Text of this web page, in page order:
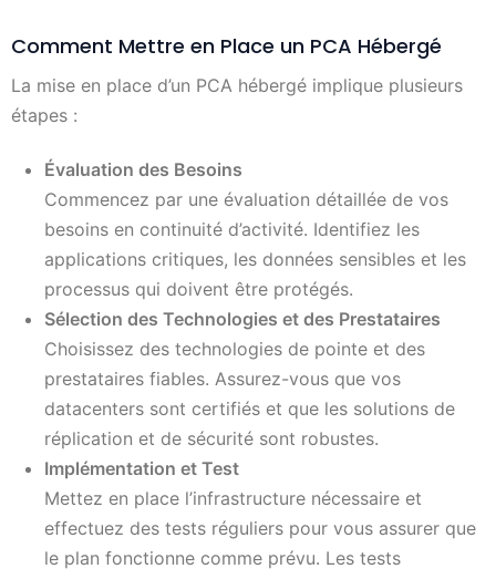
Comment Mettre en Place un PCA Hébergé
La mise en place d’un PCA hébergé implique plusieurs
étapes :
Évaluation des Besoins
Commencez par une évaluation détaillée de vos
besoins en continuité d’activité. Identifiez les
applications critiques, les données sensibles et les
processus qui doivent être protégés.
Sélection des Technologies et des Prestataires
Choisissez des technologies de pointe et des
prestataires fiables. Assurez-vous que vos
datacenters sont certifiés et que les solutions de
réplication et de sécurité sont robustes.
Implémentation et Test
Mettez en place l’infrastructure nécessaire et
effectuez des tests réguliers pour vous assurer que
le plan fonctionne comme prévu. Les tests